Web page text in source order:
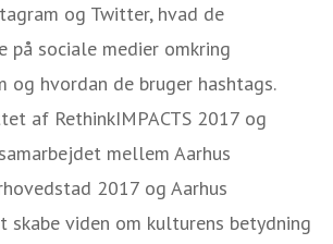
og Twitter, hvad de
sociale medier omkring
og hvordan de bruger hashtags.
af RethinkIMPACTS 2017 og
mellem Aarhus
2017 og Aarhus
skabe viden om kulturens betydning